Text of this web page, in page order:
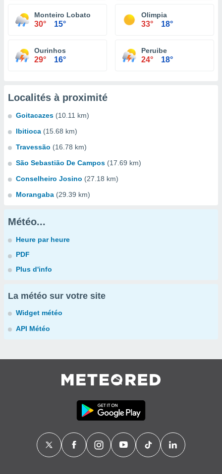
Monteiro Lobato
30° 15°
Olimpia
33° 18°
Ourinhos
29° 16°
Peruibe
24° 18°
Localités à proximité
Goitacazes (10.11 km)
Ibitioca (15.68 km)
Travessão (16.78 km)
São Sebastião De Campos (17.69 km)
Conselheiro Josino (27.18 km)
Morangaba (29.39 km)
Météo...
Heure par heure
PDF
Plus d'info
La météo sur votre site
Widget météo
API Météo